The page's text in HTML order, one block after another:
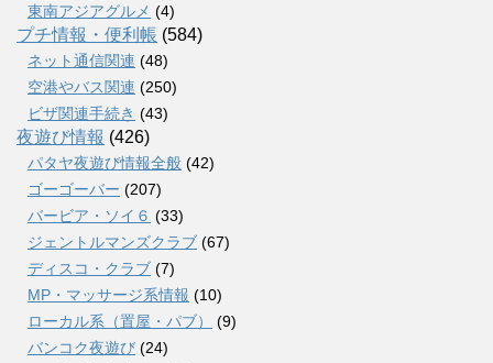
東南アジアグルメ (4)
プチ情報・便利帳 (584)
ネット通信関連 (48)
空港やバス関連 (250)
ビザ関連手続き (43)
夜遊び情報 (426)
パタヤ夜遊び情報全般 (42)
ゴーゴーバー (207)
バービア・ソイ６ (33)
ジェントルマンズクラブ (67)
ディスコ・クラブ (7)
MP・マッサージ系情報 (10)
ローカル系（置屋・パブ）
(9)
バンコク夜遊び (24)